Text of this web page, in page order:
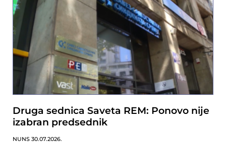
Druga sednica Saveta REM: Ponovo nije
izabran predsednik
NUNS 30.07.2026.